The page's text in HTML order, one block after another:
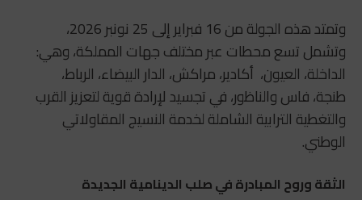
وتمتد هذه الجولة من 16 فبراير إلى 25 نونبر 2026،
وتشمل تسع محطات عبر مختلف جهات المملكة، وهي:
الداخلة، العيون، أكادير، مراكش، الدار البيضاء، الرباط،
طنجة، فاس والناظور، في تجسيد لإرادة قوية لتعزيز القرب
والتغطية الترابية الشاملة لخدمة النسيج المقاولاتي
الوطني.
الثقة وروح المبادرة في صلب الدينامية الجديدة